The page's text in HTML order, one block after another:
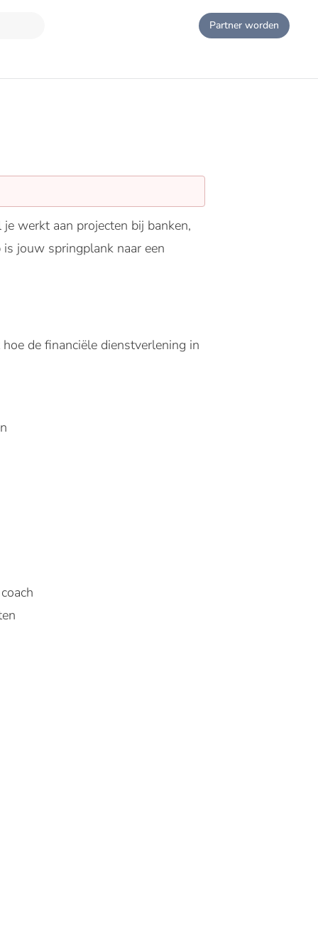
Partner worden
werkt aan projecten bij banken,
jouw springplank naar een
de financiële dienstverlening in